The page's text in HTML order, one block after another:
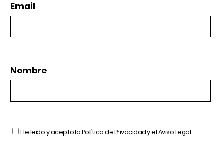
Email
Nombre
He leído y acepto laPolítica de Privacidady elAviso Legal